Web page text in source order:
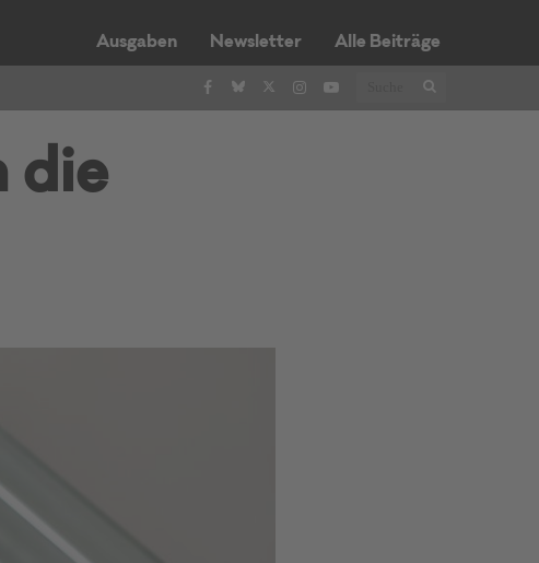
Ausgaben Newsletter Alle Beiträge
die